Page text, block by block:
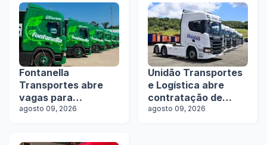
Fontanella
Transportes abre
vagas para
motoristas de
agosto 09, 2026
Unidão Transportes
e Logística abre
contratação de
motoristas com e
agosto 09, 2026